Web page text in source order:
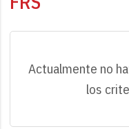
Actualmente no
los